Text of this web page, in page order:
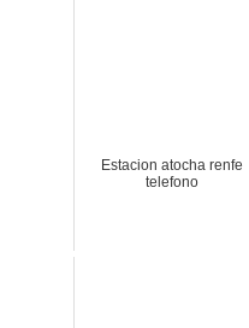
Estacion atocha renfe
telefono